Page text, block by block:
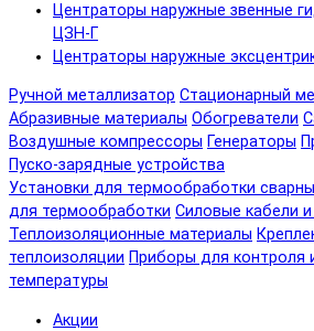
Центраторы наружные звенные
ЦЗН-Г
Центраторы наружные
Ручной металлизатор Стационарный
Абразивные материалы Обогреватели
Воздушные компрессоры Генераторы
Пуско-зарядные устройства
Установки для термообработки
для термообработки Силовые кабели
Теплоизоляционные материалы
теплоизоляции Приборы для контроля
температуры
Акции